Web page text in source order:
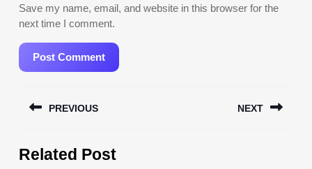
Save my name, email, and website in this browser for the
next time I comment.
navigation
PREVIOUS
post:
NEXT
Related Post